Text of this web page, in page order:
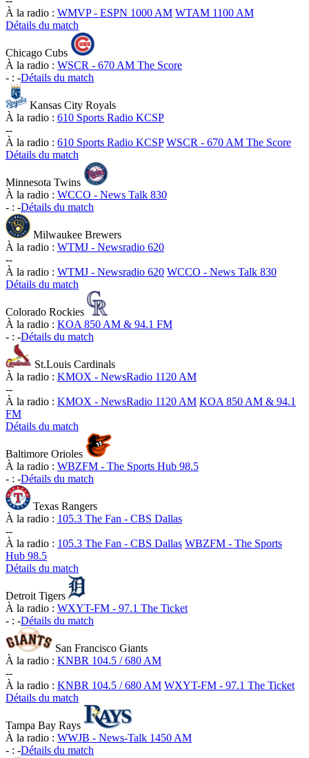
À la radio : WMVP - ESPN 1000 AM WTAM 1100 AM
Détails du match
Chicago Cubs
À la radio : WSCR - 670 AM The Score
- : -Détails du match
Kansas City Royals
À la radio : 610 Sports Radio KCSP
--
À la radio : 610 Sports Radio KCSP WSCR - 670 AM The Score
Détails du match
Minnesota Twins
À la radio : WCCO - News Talk 830
- : -Détails du match
Milwaukee Brewers
À la radio : WTMJ - Newsradio 620
--
À la radio : WTMJ - Newsradio 620 WCCO - News Talk 830
Détails du match
Colorado Rockies
À la radio : KOA 850 AM & 94.1 FM
- : -Détails du match
St.Louis Cardinals
À la radio : KMOX - NewsRadio 1120 AM
--
À la radio : KMOX - NewsRadio 1120 AM KOA 850 AM & 94.1
FM
Détails du match
Baltimore Orioles
À la radio : WBZFM - The Sports Hub 98.5
- : -Détails du match
Texas Rangers
À la radio : 105.3 The Fan - CBS Dallas
--
À la radio : 105.3 The Fan - CBS Dallas WBZFM - The Sports
Hub 98.5
Détails du match
Detroit Tigers
À la radio : WXYT-FM - 97.1 The Ticket
- : -Détails du match
San Francisco Giants
À la radio : KNBR 104.5 / 680 AM
--
À la radio : KNBR 104.5 / 680 AM WXYT-FM - 97.1 The Ticket
Détails du match
Tampa Bay Rays
À la radio : WWJB - News-Talk 1450 AM
- : -Détails du match